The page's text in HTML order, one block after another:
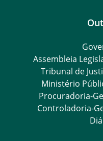
Assembleia
Tribunal de
Ministério
Procuradoria-
Controladoria-